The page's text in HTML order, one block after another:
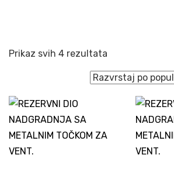
Prikaz svih 4 rezultata
by
popularity